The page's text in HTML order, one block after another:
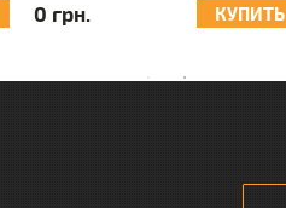
0 грн. КУПИТЬ